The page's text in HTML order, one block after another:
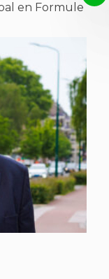
en Formule